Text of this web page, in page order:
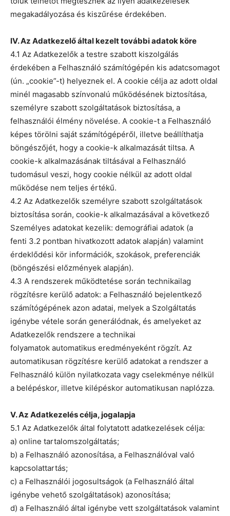
megakadályozása és kiszűrése érdekében.
IV. Az Adatkezelő által kezelt további adatok köre
4.1 Az Adatkezelők a testre szabott kiszolgálás
érdekében a Felhasználó számítógépén kis adatcsomagot
(ún. „cookie”-t) helyeznek el. A cookie célja az adott oldal
minél magasabb színvonalú működésének biztosítása,
személyre szabott szolgáltatások biztosítása, a
felhasználói élmény növelése. A cookie-t a Felhasználó
képes törölni saját számítógépéről, illetve beállíthatja
böngészőjét, hogy a cookie-k alkalmazását tiltsa. A
cookie-k alkalmazásának tiltásával a Felhasználó
tudomásul veszi, hogy cookie nélkül az adott oldal
működése nem teljes értékű.
4.2 Az Adatkezelők személyre szabott szolgáltatások
biztosítása során, cookie-k alkalmazásával a következő
Személyes adatokat kezelik: demográfiai adatok (a
fenti 3.2 pontban hivatkozott adatok alapján) valamint
érdeklődési kör információk, szokások, preferenciák
(böngészési előzmények alapján).
4.3 A rendszerek működtetése során technikailag
rögzítésre kerülő adatok: a Felhasználó bejelentkező
számítógépének azon adatai, melyek a Szolgáltatás
igénybe vétele során generálódnak, és amelyeket az
Adatkezelők rendszere a technikai
folyamatok automatikus eredményeként rögzít. Az
automatikusan rögzítésre kerülő adatokat a rendszer a
Felhasználó külön nyilatkozata vagy cselekménye nélkül
a belépéskor, illetve kilépéskor automatikusan naplózza.
V. Az Adatkezelés célja, jogalapja
5.1 Az Adatkezelők által folytatott adatkezelések célja:
a) online tartalomszolgáltatás;
b) a Felhasználó azonosítása, a Felhasználóval való
kapcsolattartás;
c) a Felhasználói jogosultságok (a Felhasználó által
igénybe vehető szolgáltatások) azonosítása;
d) a Felhasználó által igénybe vett szolgáltatások valamint